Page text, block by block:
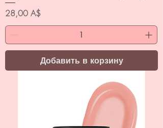
Цена
28,00 A$
Добавить в корзину